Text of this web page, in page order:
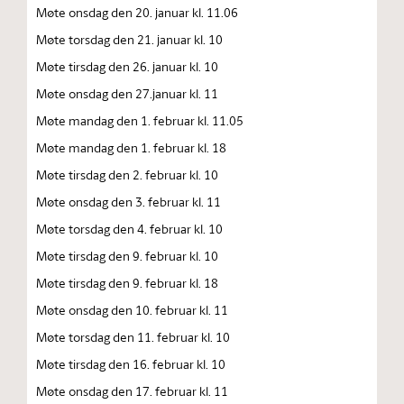
Møte onsdag den 20. januar kl. 11.06
Møte torsdag den 21. januar kl. 10
Møte tirsdag den 26. januar kl. 10
Møte onsdag den 27.januar kl. 11
Møte mandag den 1. februar kl. 11.05
Møte mandag den 1. februar kl. 18
Møte tirsdag den 2. februar kl. 10
Møte onsdag den 3. februar kl. 11
Møte torsdag den 4. februar kl. 10
Møte tirsdag den 9. februar kl. 10
Møte tirsdag den 9. februar kl. 18
Møte onsdag den 10. februar kl. 11
Møte torsdag den 11. februar kl. 10
Møte tirsdag den 16. februar kl. 10
Møte onsdag den 17. februar kl. 11